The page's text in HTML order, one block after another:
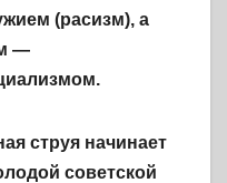
(расизм), а
—
струя начинает
советской